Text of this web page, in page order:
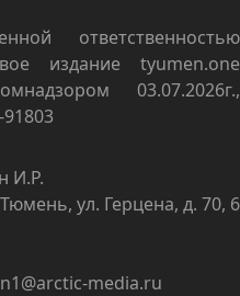
ответственностью
издание tyumen.one
03.07.2026г.,
И.Р.
ул. Герцена, д. 70, 6
media.ru